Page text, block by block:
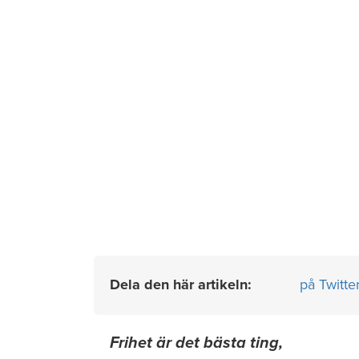
Dela den här artikeln: på
Frihet är det bästa ting,